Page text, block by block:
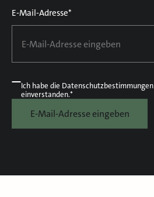
E-Mail-Adresse*
Ich habe die Datenschutzbestimmungen
einverstanden.*
E-Mail-Adresse eingeben